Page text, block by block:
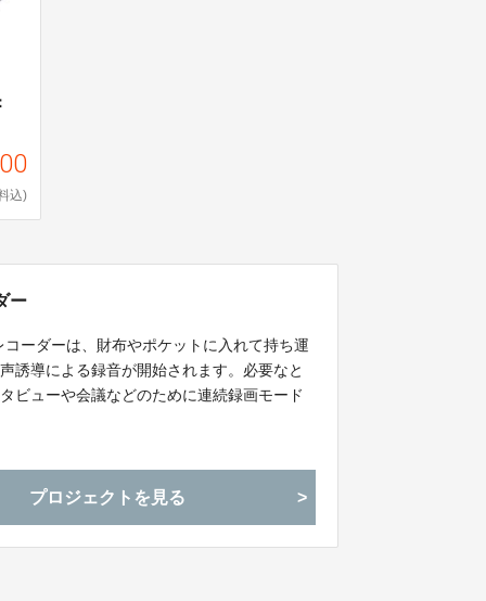
込)
ー
ーダーは、財布やポケットに入れて持ち運
誘導による録音が開始されます。必要なと
ビューや会議などのために連続録画モード
プロジェクトを見る